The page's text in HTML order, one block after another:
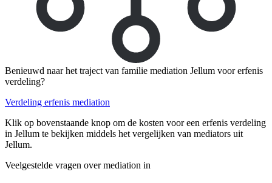
Benieuwd naar het traject van familie mediation Jellum voor erfenis
verdeling?
Verdeling erfenis mediation
Klik op bovenstaande knop om de kosten voor een erfenis verdeling
in Jellum te bekijken middels het vergelijken van mediators uit
Jellum.
Veelgestelde vragen over mediation in